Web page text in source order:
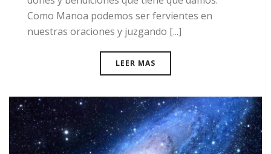
Como Manoa podemos ser fervientes en
nuestras oraciones y juzgando [...]
LEER MAS